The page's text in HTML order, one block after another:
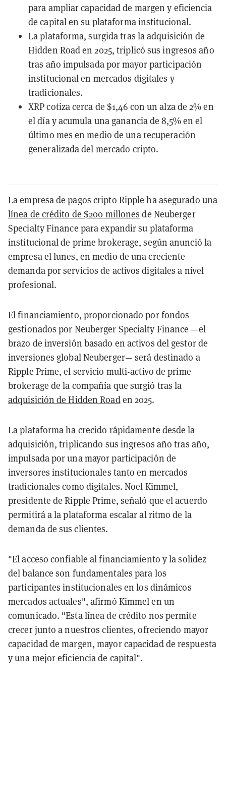
para ampliar capacidad de margen y eficiencia
de capital en su plataforma institucional.
La plataforma, surgida tras la adquisición de
Hidden Road en 2025, triplicó sus ingresos año
tras año impulsada por mayor participación
institucional en mercados digitales y
tradicionales.
XRP cotiza cerca de $1,46 con un alza de 2% en
el día y acumula una ganancia de 8,5% en el
último mes en medio de una recuperación
generalizada del mercado cripto.
La empresa de pagos cripto Ripple haasegurado una
línea de crédito de $200 millones de Neuberger
Specialty Finance para expandir su plataforma
institucional de prime brokerage, según anunció la
empresa el lunes, en medio de una creciente
demanda por servicios de activos digitales a nivel
profesional.
El financiamiento, proporcionado por fondos
gestionados por Neuberger Specialty Finance —el
brazo de inversión basado en activos del gestor de
inversiones global Neuberger— será destinado a
Ripple Prime, el servicio multi-activo de prime
brokerage de la compañía que surgió tras la
adquisición de Hidden Roaden 2025.
La plataforma ha crecido rápidamente desde la
adquisición, triplicando sus ingresos año tras año,
impulsada por una mayor participación de
inversores institucionales tanto en mercados
tradicionales como digitales. Noel Kimmel,
presidente de Ripple Prime, señaló que el acuerdo
permitirá a la plataforma escalar al ritmo de la
demanda de sus clientes.
"El acceso confiable al financiamiento y la solidez
del balance son fundamentales para los
participantes institucionales en los dinámicos
mercados actuales", afirmó Kimmel en un
comunicado. "Esta línea de crédito nos permite
crecer junto a nuestros clientes, ofreciendo mayor
capacidad de margen, mayor capacidad de respuesta
y una mejor eficiencia de capital".